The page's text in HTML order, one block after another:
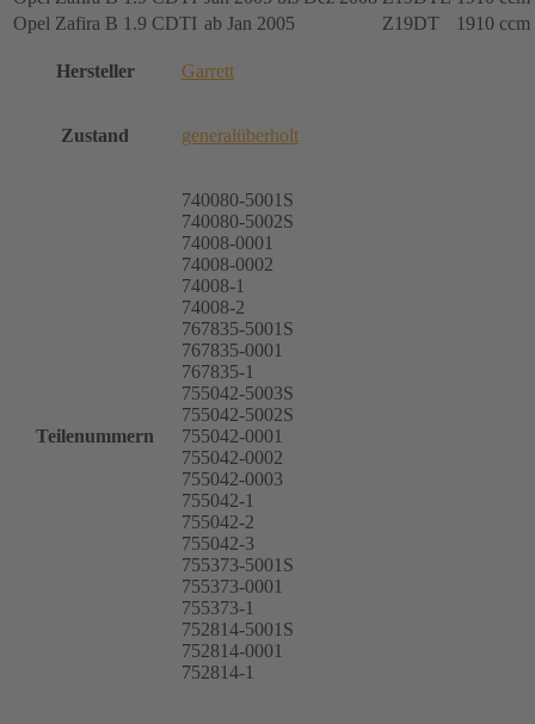
Opel Zafira B 1.9 CDTI ab Jan 2005 Z19DT 1910 ccm
Hersteller Garrett
Zustand generalüberholt
Teilenummern
740080-5001S
740080-5002S
74008-0001
74008-0002
74008-1
74008-2
767835-5001S
767835-0001
767835-1
755042-5003S
755042-5002S
755042-0001
755042-0002
755042-0003
755042-1
755042-2
755042-3
755373-5001S
755373-0001
755373-1
752814-5001S
752814-0001
752814-1